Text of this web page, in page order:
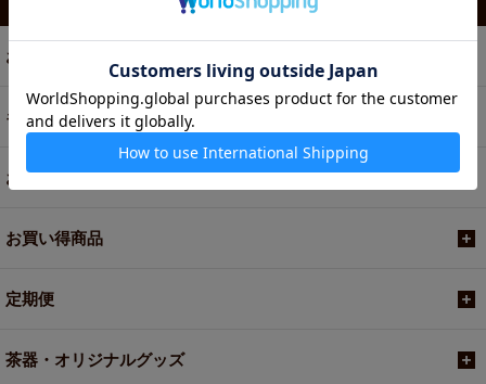
お茶
ギフト
お菓子・食品・飲料
お買い得商品
定期便
茶器・オリジナルグッズ